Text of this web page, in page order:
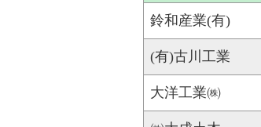
鈴和産業(有)
(有)古川工業
大洋工業㈱